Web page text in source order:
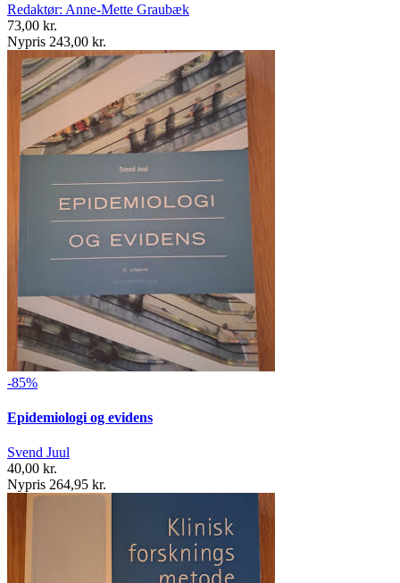
Redaktør: Anne-Mette Graubæk
73,00 kr.
Nypris 243,00 kr.
-85%
Epidemiologi og evidens
Svend Juul
40,00 kr.
Nypris 264,95 kr.